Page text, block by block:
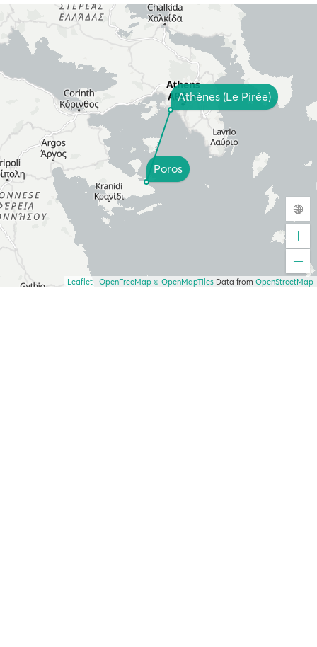
Athènes (Le Pirée)
Poros
Leaflet OpenFreeMap © OpenMapTiles Data from OpenStreetMap